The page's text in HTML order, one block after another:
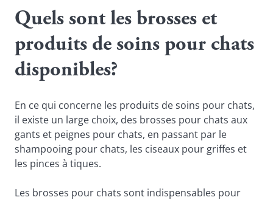
Quels sont les brosses et
produits de soins pour chats
disponibles?
En ce qui concerne les produits de soins pour chats,
il existe un large choix, des brosses pour chats aux
gants et peignes pour chats, en passant par le
shampooing pour chats, les ciseaux pour griffes et
les pinces à tiques.
Les brosses pour chats sont indispensables pour